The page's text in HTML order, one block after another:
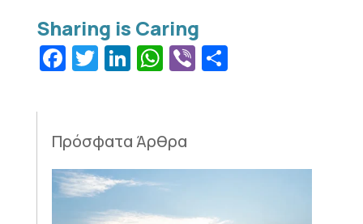
Facebook
Twitter
LinkedIn
WhatsApp
Viber
Πρόσφατα Άρθρα